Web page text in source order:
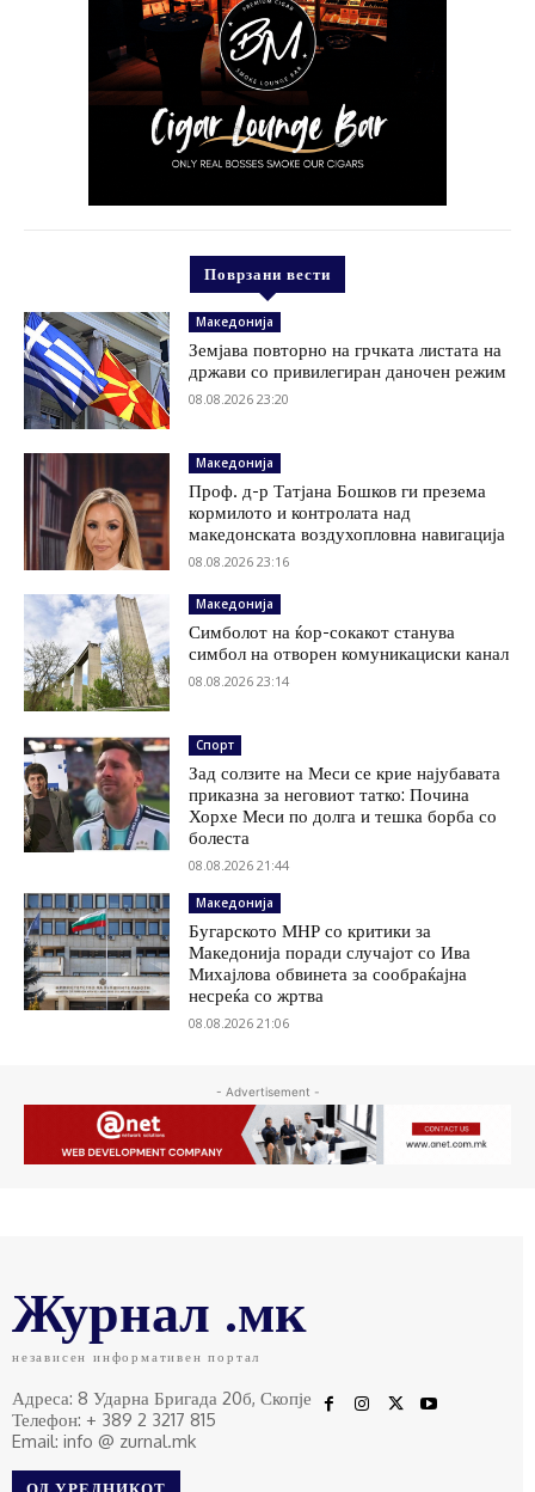
Поврзани вести
Македонија
Земјава повторно на грчката листата на
држави со привилегиран даночен режим
08.08.2026 23:20
Македонија
Проф. д-р Татјана Бошков ги презема
кормилото и контролата над
македонската воздухопловна навигација
08.08.2026 23:16
Македонија
Симболот на ќор-сокакот станува
симбол на отворен комуникациски канал
08.08.2026 23:14
Спорт
Зад солзите на Меси се крие најубавата
приказна за неговиот татко: Почина
Хорхе Меси по долга и тешка борба со
болеста
08.08.2026 21:44
Македонија
Бугарското МНР со критики за
Македонија поради случајот со Ива
Михајлова обвинета за сообраќајна
несреќа со жртва
08.08.2026 21:06
- Advertisement -
Журнал .мк
независен информативен портал
Адреса: 8 Ударна Бригада 20б, Скопје
Телефон: + 389 2 3217 815
Email: info @ zurnal.mk